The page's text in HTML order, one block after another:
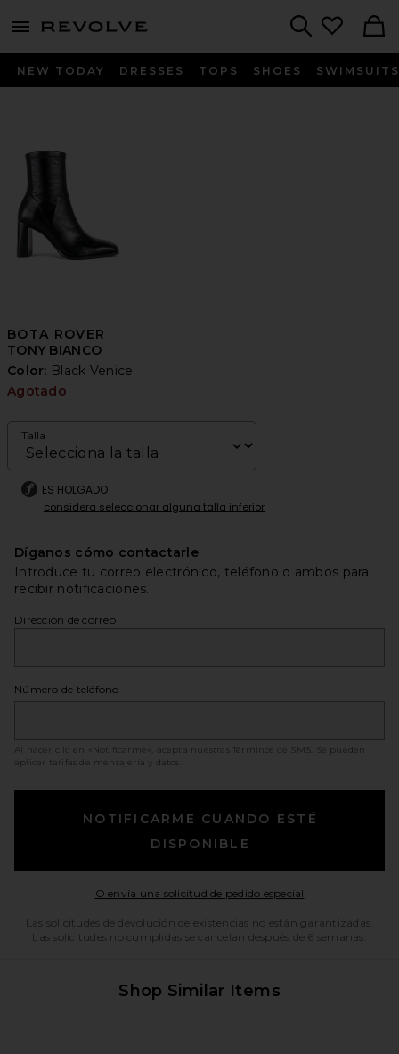
menu - shows more content
NEW TODAY DRESSES TOPS SHOES SWIMSUITS
BOTA ROVER
TONY BIANCO
Color: Black Venice
Agotado
Talla
ES HOLGADO
considera seleccionar alguna talla inferior
Díganos cómo contactarle
Introduce tu correo electrónico, teléfono o ambos para
recibir notificaciones.
Dirección de correo
Número de teléfono
Al hacer clic en «Notificarme», acepta nuestras Términos de SMS
. Se pueden
aplicar tarifas de mensajería y datos.
NOTIFICARME CUANDO ESTÉ
DISPONIBLE
O envía una solicitud de pedido especial
Las solicitudes de devolución de existencias no están garantizadas.
Las solicitudes no cumplidas se cancelan después de 6 semanas.
Shop Similar Items